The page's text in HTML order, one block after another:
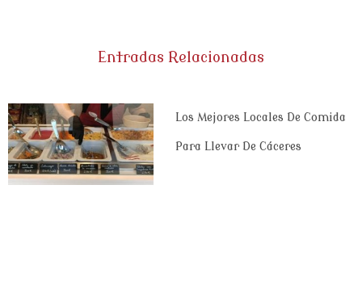
Entradas Relacionadas
Los Mejores Locales De Comida
Para Llevar De Cáceres